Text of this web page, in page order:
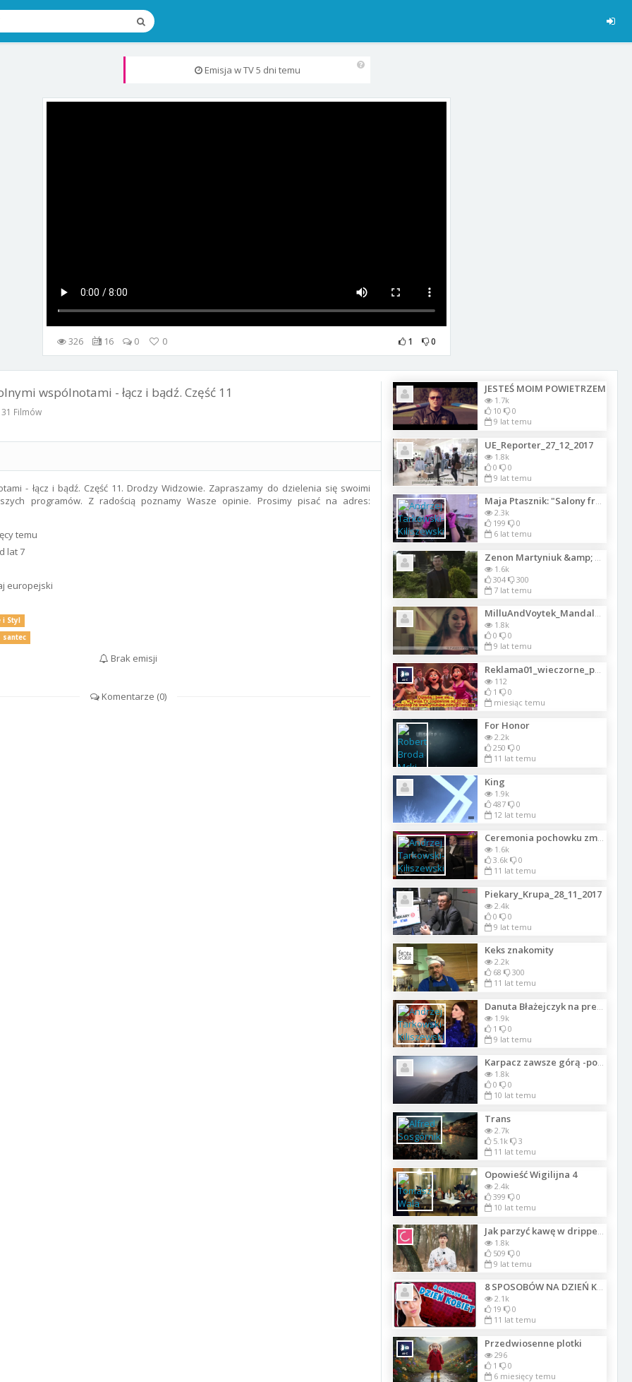
Emisja w TV5 dni temu
326 16 0 0 1 0
wspólnotami - łącz i bądź. Część 11
Filmów
- łącz i bądź. Część 11. Drodzy Widzowie. Zapraszamy do dzielenia się swoimi
programów. Z radością poznamy Wasze opinie. Prosimy pisać na adres:
temu
lat 7
europejski
i Styl
santec
Brak emisji
Komentarze (0)
JESTEŚ MOIM POWIETRZEM
1.7k
10
0
9 lat temu
UE_Reporter_27_12_2017
1.8k
0
0
9 lat temu
Maja Ptasznik: "Salony fryzjerskie liczą na wsparcie ze strony Rządu w dobie e
2.3k
199
0
6 lat temu
1.6k
304
300
7 lat temu
MilluAndVoytek_MandalaSaidOkay
1.8k
0
0
9 lat temu
112
1
0
miesiąc temu
For Honor
2.2k
250
0
11 lat temu
King
1.9k
487
0
12 lat temu
Ceremonia pochowku zmarych. I'CON, ATV
1.6k
3.6k
0
11 lat temu
Piekary_Krupa_28_11_2017
2.4k
0
0
9 lat temu
Keks znakomity
2.2k
68
300
11 lat temu
1.9k
1
0
9 lat temu
Karpacz zawsze górą -poleca newsHOTEL.pl
1.8k
0
0
10 lat temu
Trans
2.7k
5.1k
3
11 lat temu
Opowieść Wigilijna 4
2.4k
399
0
10 lat temu
1.8k
509
0
9 lat temu
8 SPOSOBÓW NA DZIEŃ KOBIET
2.1k
19
0
11 lat temu
Przedwiosenne plotki
296
1
0
6 miesięcy temu